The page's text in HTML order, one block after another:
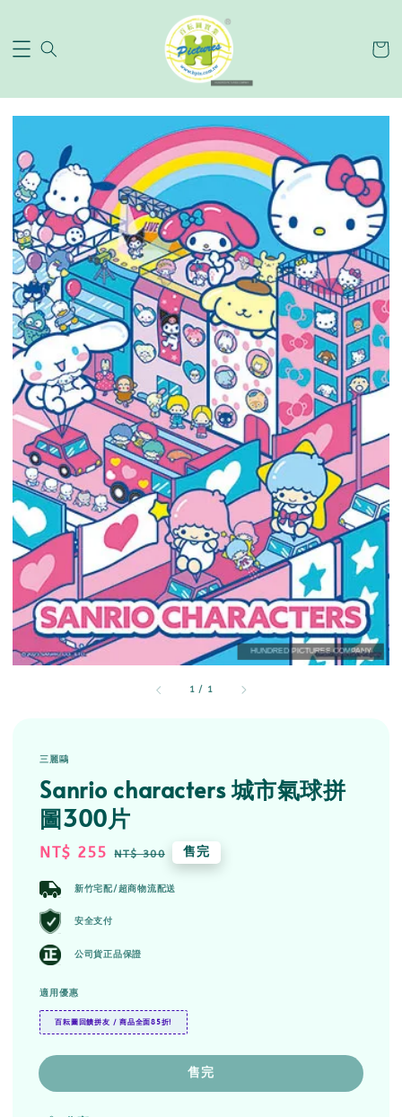
1 / 1
三麗鷗
Sanrio characters 城市氣球拼
圖300片
Sale
NT$ 255 Regular
NT$ 300 售完
新竹宅配/超商物流配送
安全支付
公司貨正品保證
適用優惠
百耘圖回饋拼友 / 商品全面85折!
售完